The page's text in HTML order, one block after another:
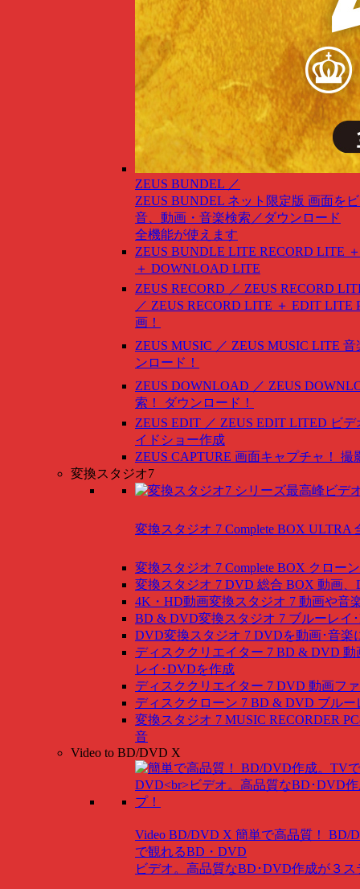
ZEUS BUNDEL ／
ZEUS BUNDEL ネット限定版 画面を
音、動画・音楽検索／ダウンロード
全機能が使えます
ZEUS BUNDLE LITE RECORD LITE
＋ DOWNLOAD LITE
ZEUS RECORD ／ ZEUS RECORD
／ ZEUS RECORD LITE ＋ EDIT LITE
画！
ZEUS MUSIC ／ ZEUS MUSIC LITE 音
ンロード！
ZEUS DOWNLOAD ／ ZEUS
索！ ダウンロード！
ZEUS EDIT ／ ZEUS EDIT LITED ビ
イドショー作成
ZEUS CAPTURE 画面キャプチャ！ 撮
変換スタジオ7
変換スタジオ 7 Complete BOX ULTRA
変換スタジオ 7 Complete BOX クロー
変換スタジオ 7 DVD 総合 BOX 動画、
4K・HD動画変換スタジオ 7 動画や音
BD & DVD変換スタジオ 7 ブルーレイ
DVD変換スタジオ 7 DVDを動画･音楽
ディスククリエイター 7 BD & DVD 動
レイ･DVDを作成
ディスククリエイター 7 DVD 動画フ
ディスククローン 7 BD & DVD ブルー
変換スタジオ 7 MUSIC RECORDER
音
Video to BD/DVD X
Video BD/DVD X 簡単で高品質！ BD/
で観れるBD・DVD
ビデオ。高品質なBD･DVD作成が３ス